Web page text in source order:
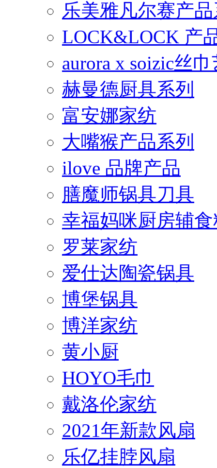
乐美雅凡尔赛产
LOCK&LOCK 产
aurora x soizic丝
赫曼德厨具系列
富安娜家纺
大嘴猴产品系列
ilove 品牌产品
膳魔师锅具刀具
幸福妈咪厨房辅
罗莱家纺
爱仕达陶瓷锅具
博堡锅具
博洋家纺
黄小厨
HOYO毛巾
戴洛伦家纺
2021年新款风扇
乐亿挂脖风扇